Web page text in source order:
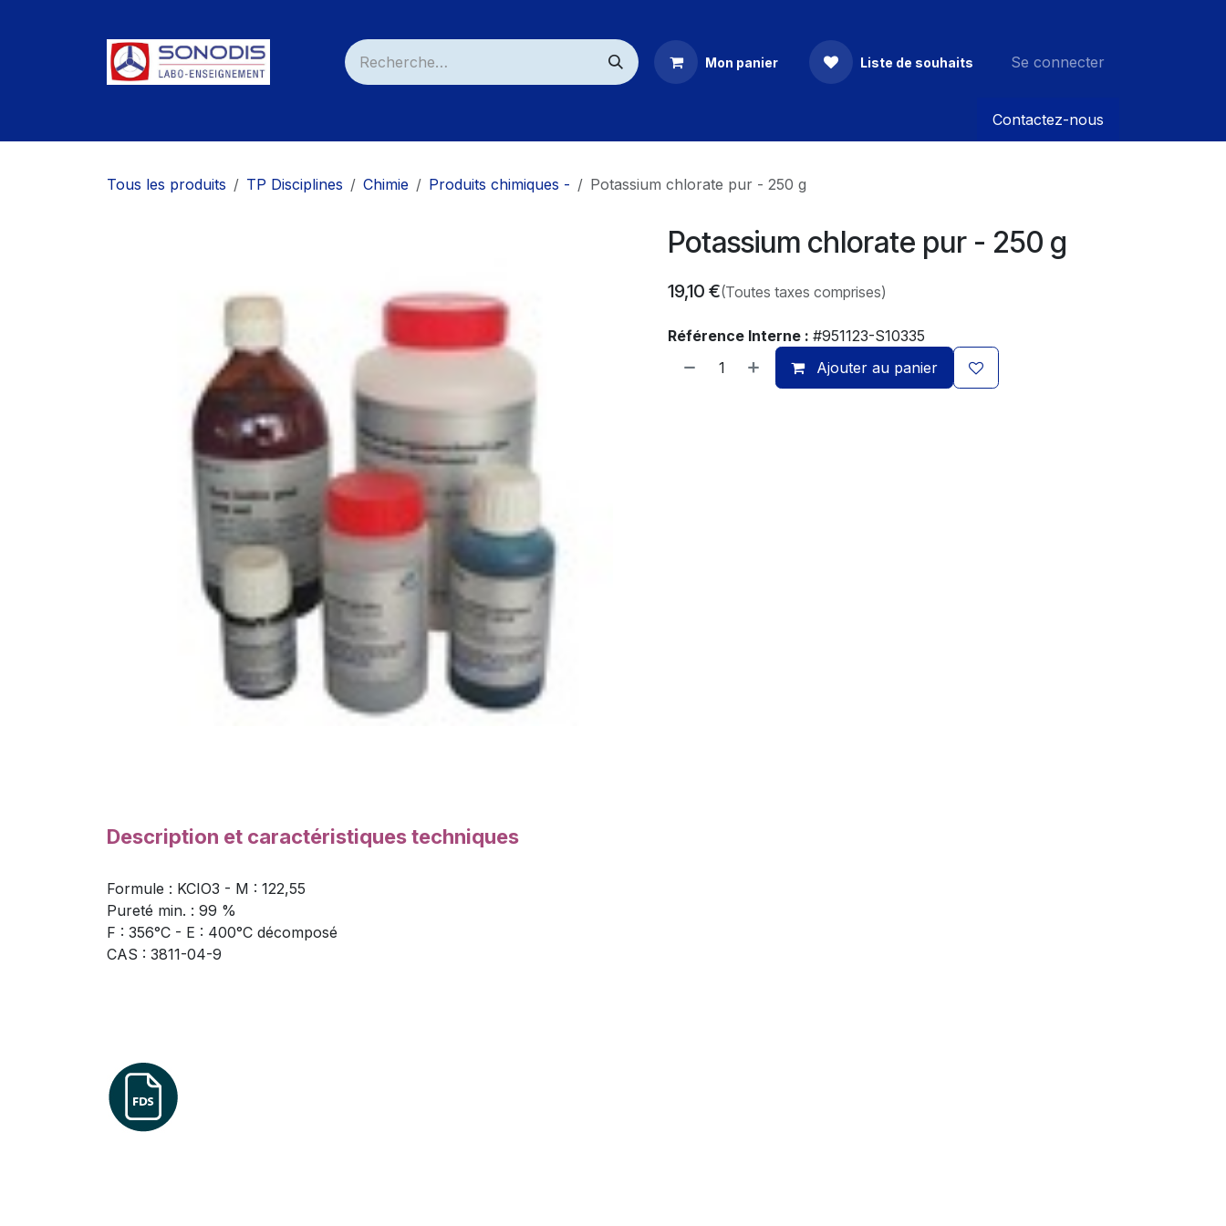
Mon panier Liste de souhaits Se connecter
Contactez-nous
Tous les produits TP Disciplines Chimie Produits chimiques - Potassium chlorate pur - 250 g
Potassium chlorate pur - 250 g
19,10 €(Toutes taxes comprises)
Référence Interne : #951123-S10335
Ajouter au panier
Description et caractéristiques techniques
Formule : KCIO3 - M : 122,55
Pureté min. : 99 %
F : 356°C - E : 400°C décomposé
CAS : 3811-04-9